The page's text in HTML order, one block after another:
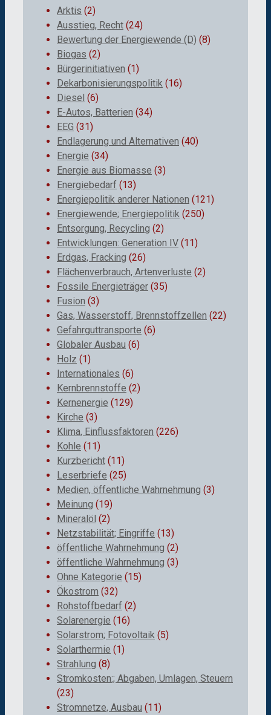
Arktis (2)
Ausstieg, Recht (24)
Bewertung der Energiewende (D) (8)
Biogas (2)
Bürgerinitiativen (1)
Dekarbonisierungspolitik (16)
Diesel (6)
E-Autos, Batterien (34)
EEG (31)
Endlagerung und Alternativen (40)
Energie (34)
Energie aus Biomasse (3)
Energiebedarf (13)
Energiepolitik anderer Nationen (121)
Energiewende; Energiepolitik (250)
Entsorgung, Recycling (2)
Entwicklungen: Generation IV (11)
Erdgas, Fracking (26)
Flächenverbrauch, Artenverluste (2)
Fossile Energieträger (35)
Fusion (3)
Gas, Wasserstoff, Brennstoffzellen (22)
Gefahrguttransporte (6)
Globaler Ausbau (6)
Holz (1)
Internationales (6)
Kernbrennstoffe (2)
Kernenergie (129)
Kirche (3)
Klima, Einflussfaktoren (226)
Kohle (11)
Kurzbericht (11)
Leserbriefe (25)
Medien, öffentliche Wahrnehmung (3)
Meinung (19)
Mineralöl (2)
Netzstabilität; Eingriffe (13)
öffentliche Wahrnehmung (2)
öffentliche Wahrnehmung (3)
Ohne Kategorie (15)
Ökostrom (32)
Rohstoffbedarf (2)
Solarenergie (16)
Solarstrom; Fotovoltaik (5)
Solarthermie (1)
Strahlung (8)
Stromkosten:; Abgaben, Umlagen, Steuern
(23)
Stromnetze, Ausbau (11)